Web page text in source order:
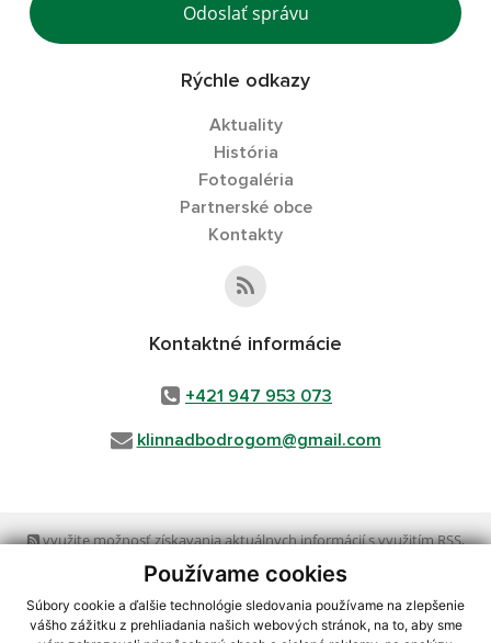
Používame cookies
Súbory cookie a ďalšie technológie sledovania používame na zlepšenie
vášho zážitku z prehliadania našich webových stránok, na to, aby sme
Odoslať správu
Rýchle odkazy
Aktuality
História
Fotogaléria
Partnerské obce
Kontakty
Kontaktné informácie
+421 947 953 073
klinnadbodrogom@gmail.com
využite možnosť získavania aktuálnych informácií s využitím RSS,
CMS systém (redakčný) systém ECHELON 2, Mapa stránok
webex.digital, s.r.o.,domény,registrácia domény
spoločnosť webex.digital, s.r.o.,technický prevádzkovateľ